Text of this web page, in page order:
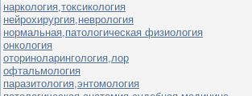
наркология,токсикология
нейрохирургия,неврология
нормальная,патологическая физиология
онкология
оториноларингология,лор
офтальмология
паразитология,энтомология